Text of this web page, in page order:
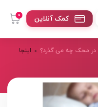
0 کمک آنلاین
در محک چه می گذرد؟
اینجا